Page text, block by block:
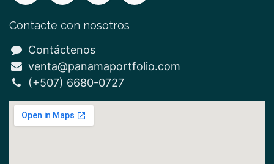
Contacte con nosotros
Contáctenos
venta@panamaportfolio.com
(+507) 6680-0727